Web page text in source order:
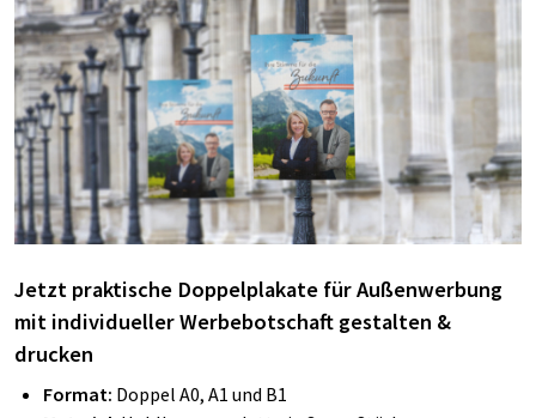
Jetzt praktische Doppelplakate für Außenwerbung
mit individueller Werbebotschaft gestalten &
drucken
Format: Doppel A0, A1 und B1